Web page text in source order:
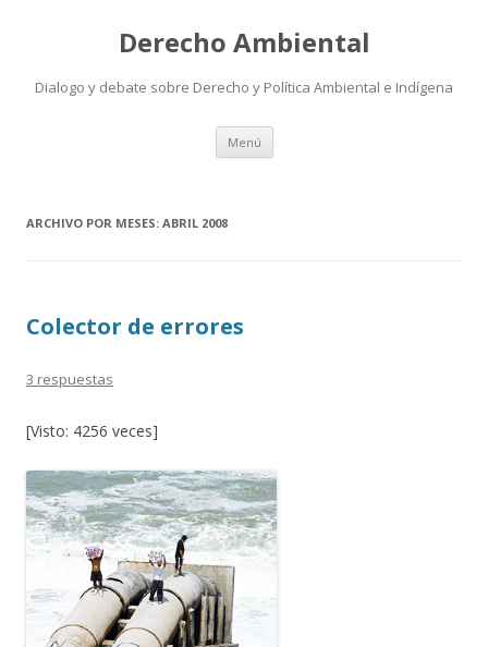
Derecho Ambiental
Dialogo y debate sobre Derecho y Política Ambiental e Indígena
Menú Ir
contenido
ARCHIVO POR MESES: ABRIL 2008
Colector de errores
3 respuestas
[Visto: 4256 veces]